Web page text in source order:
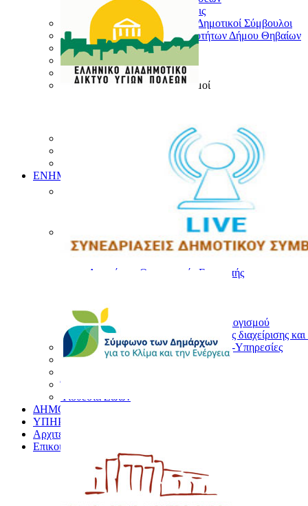
Παλαιότερες συνεδριάσεις
Αντιδήμαρχοι & Εντεταλμένοι Δημοτικοί Σύμβουλοι
Πρόεδροι και Σύμβουλοι Κοινοτήτων Δήμου Θηβαίων
Γενικός Γραμματέας
Επιτροπές
Οργανόγραμμα
Δημοτικοί Φορείς και Οργανισμοί
Διατελέσαντες Δήμαρχοι Θηβαίων
ΕΝΗΜΕΡΩΣΗ
Αποφάσεις Δημάρχου
Αποφάσεις Οικονομικής Επιτροπής
Απολογισμός Εσόδων Εξόδων
Δημοσίευση Στοιχείων Προϋπολογισμού
Σύστημα διαδικτυακής υπηρεσίας διαχείρισης
Προκηρύξεις-Διακηρύξεις-Προμήθειες-Υπηρεσίες
Προσλήψεις προσωπικού
Υιοθεσία Ζώων
ΔΗΜΟΣΙΑ ΔΙΑΒΟΥΛΕΥΣΗ
ΥΠΗΡΕΣΙΕΣ ΓΙΑ ΤΟΝ ΕΠΙΣΚΕΠΤΗ
Αρχιτεκτονικός Διαγωνισμός
Επικοινωνία